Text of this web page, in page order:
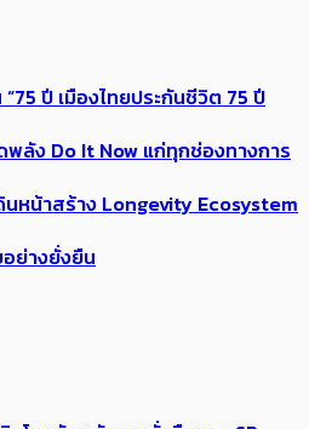
ปี เมืองไทยประกันชีวิต 75 ปี
ลัง Do It Now แก่ทุกช่องทางการ
หน้าสร้าง Longevity Ecosystem
ย่างยั่งยืน